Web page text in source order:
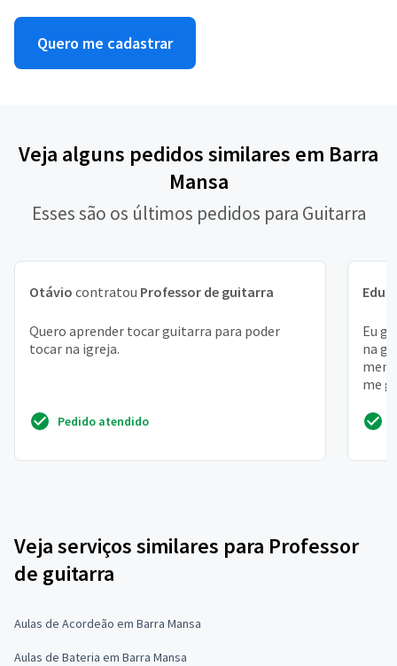
Quero me cadastrar
Veja alguns pedidos similares em Barra
Mansa
Esses são os últimos pedidos para Guitarra
Otávio contratou Professor de guitarra
Quero aprender tocar guitarra para poder
tocar na igreja.
Pedido atendido
Eu
na
me
Veja serviços similares para Professor
de guitarra
Aulas de Acordeão em Barra Mansa
Aulas de Bateria em Barra Mansa